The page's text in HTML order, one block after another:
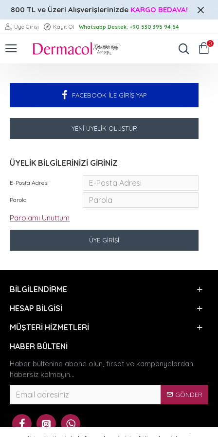
800 TL ve Üzeri Alışverişlerinizde KARGO BEDAVA!
Üye Girişi Kayıt Ol Whatsapp Destek: +90 530 395 94 64
0
FACEBOOK İLE GIRIŞ YAP
YENI ÜYELIK OLUŞTUR
ÜYELIK BILGILERINIZI GIRINIZ
E-Posta Adresi
Parola
Parolamı Unuttum
ÜYE GIRIŞI
BILGILENDIRME
HESAP BILGISI
MÜŞTERI HIZMETLERI
HABER BÜLTENI
Haber bültenine abone olun, fırsat ve kampanyalardan
habersiz kalmayın...
GÖNDER